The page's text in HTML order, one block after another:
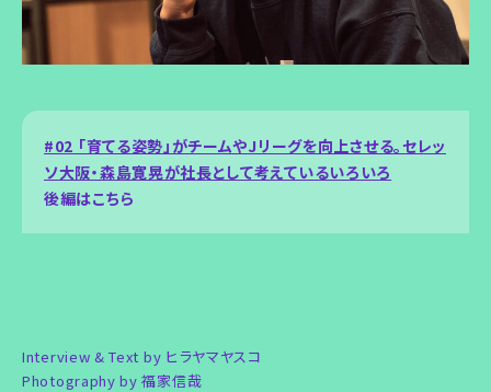
#02 「育てる姿勢」がチームやJリーグを向上させる。セレッ
ソ大阪・森島寛晃が社長として考えているいろいろ
後編はこちら
Interview & Text by ヒラヤマヤスコ
Photography by 福家信哉